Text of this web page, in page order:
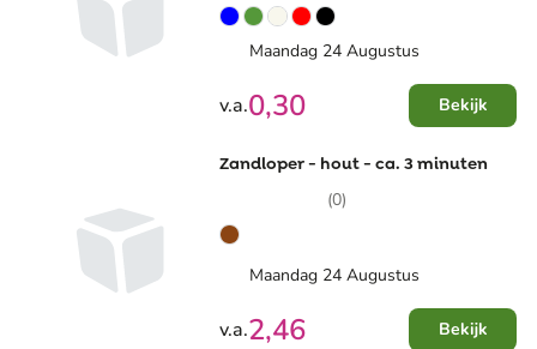
Maandag 24 Augustus
v.a.0,30 Bekijk
Zandloper - hout - ca. 3 minuten
(0)
Maandag 24 Augustus
v.a.2,46 Bekijk